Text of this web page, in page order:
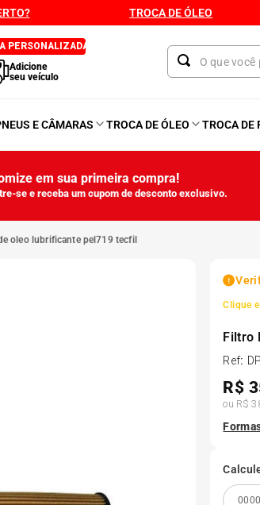
TROCA DE ÓLEO
PERSONALIZADA
Adicione
seu veículo
E CÂMARAS TROCA DE ÓLEO TROCA DE
em sua primeira compra!
se e receba um cupom de desconto exclusivo.
oleo lubrificante pel719 tecfil
Clique
Filtro
Ref:
R$
ou R$
1º Kit 4
2º Kit Pneu
Kit 4
175
185